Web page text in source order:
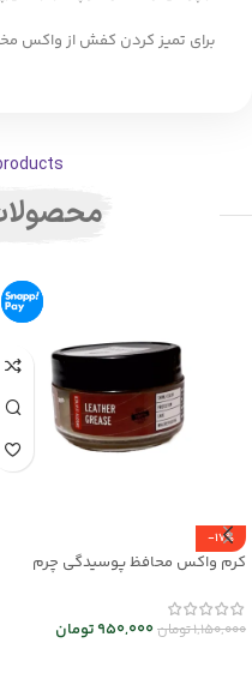
برای تمیز کردن کفش از واکس
-17%
کرم واکس محافظ پوسیدگی چرم
1,150,000تومان950,000تومان